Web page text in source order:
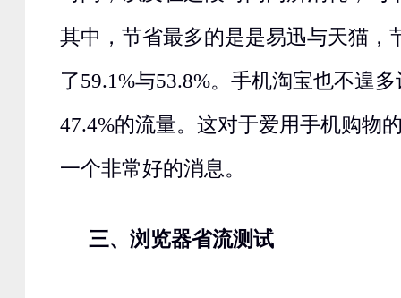
其中，节省最多的是是易迅与天猫，
了59.1%与53.8%。手机淘宝也不遑
47.4%的流量。这对于爱用手机购物
一个非常好的消息。
三、浏览器省流测试